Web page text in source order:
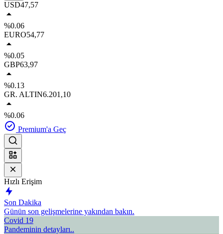
USD47,57
%0.06
EURO54,77
%0.05
GBP63,97
%0.13
GR. ALTIN6.201,10
%0.06
Premium'a Geç
Hızlı Erişim
Son Dakika
Günün son gelişmelerine yakından bakın.
Covid 19
Pandeminin detayları..